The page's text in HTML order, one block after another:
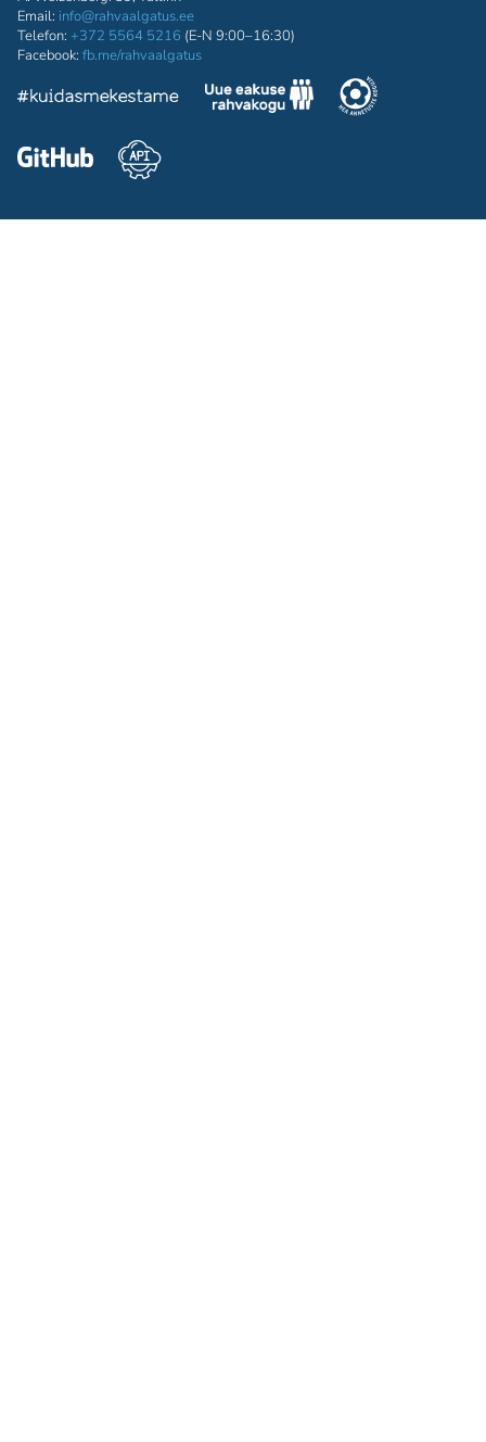
Email: info@rahvaalgatus.ee
Telefon: +372 5564 5216 (E-N 9:00–16:30)
Facebook: fb.me/rahvaalgatus